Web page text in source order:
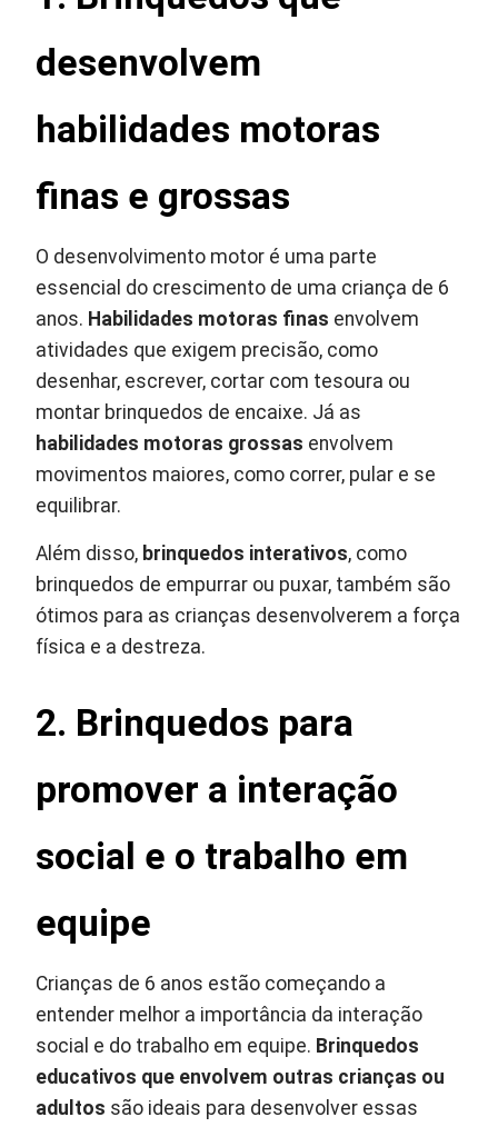
desenvolvem
habilidades motoras
finas e grossas
O desenvolvimento motor é uma parte
essencial do crescimento de uma criança de 6
anos. Habilidades motoras finas envolvem
atividades que exigem precisão, como
desenhar, escrever, cortar com tesoura ou
montar brinquedos de encaixe. Já as
habilidades motoras grossas envolvem
movimentos maiores, como correr, pular e se
equilibrar.
Além disso, brinquedos interativos, como
brinquedos de empurrar ou puxar, também são
ótimos para as crianças desenvolverem a força
física e a destreza.
2. Brinquedos para
promover a interação
social e o trabalho em
equipe
Crianças de 6 anos estão começando a
entender melhor a importância da interação
social e do trabalho em equipe. Brinquedos
educativos que envolvem outras crianças ou
adultos são ideais para desenvolver essas